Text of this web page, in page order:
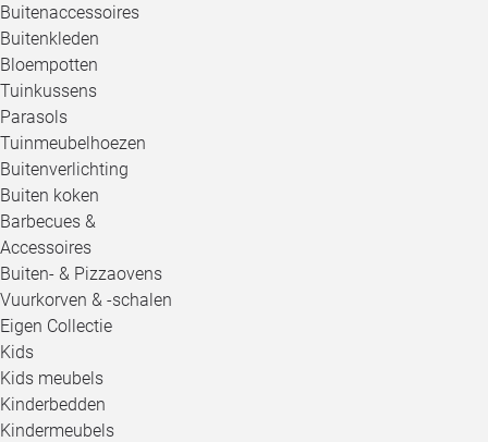
Buitenaccessoires
Buitenkleden
Bloempotten
Tuinkussens
Parasols
Tuinmeubelhoezen
Buitenverlichting
Buiten koken
Barbecues &
Accessoires
Buiten- & Pizzaovens
Vuurkorven & -schalen
Eigen Collectie
Kids
Kids meubels
Kinderbedden
Kindermeubels